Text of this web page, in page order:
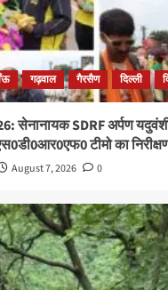
गढ़वाल गैरसैण दिल्ली
सेनानायक SDRF अर्पण
टीमो का
August 7, 2026 0